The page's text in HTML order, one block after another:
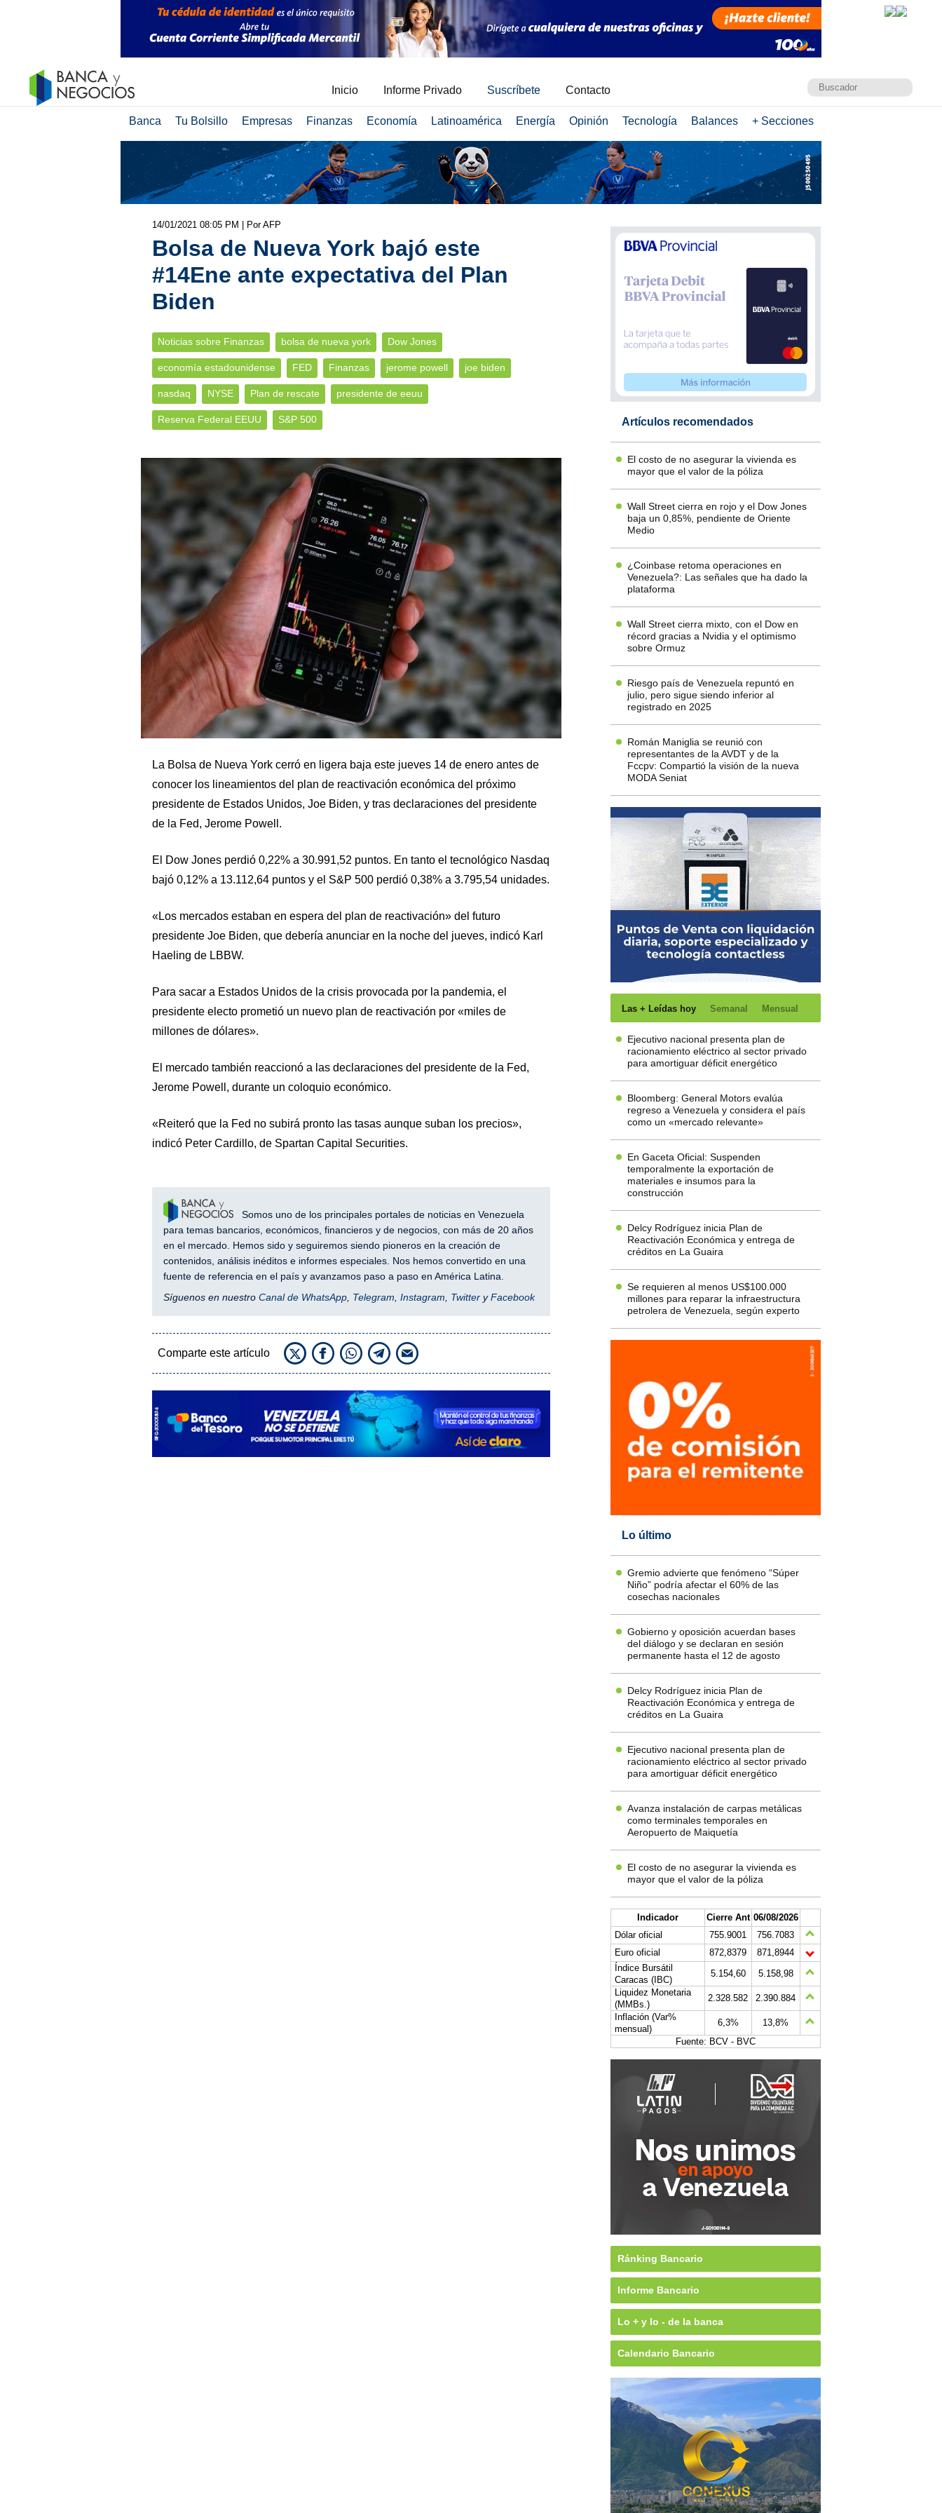
Inicio Informe Privado Suscríbete Contacto
Banca Tu Bolsillo Empresas Finanzas Economía Latinoamérica Energía Opinión Tecnología Balances + Secciones
14/01/2021 08:05 PM | Por AFP
Bolsa de Nueva York bajó este
#14Ene ante expectativa del Plan
Biden
Noticias sobre Finanzas bolsa de nueva york Dow Jones
economía estadounidense FED Finanzas jerome powell joe biden
nasdaq NYSE Plan de rescate presidente de eeuu
Reserva Federal EEUU S&P 500
La Bolsa de Nueva York cerró en ligera baja este jueves 14 de enero antes de
conocer los lineamientos del plan de reactivación económica del próximo
presidente de Estados Unidos, Joe Biden, y tras declaraciones del presidente
de la Fed, Jerome Powell.
El Dow Jones perdió 0,22% a 30.991,52 puntos. En tanto el tecnológico Nasdaq
bajó 0,12% a 13.112,64 puntos y el S&P 500 perdió 0,38% a 3.795,54 unidades.
«Los mercados estaban en espera del plan de reactivación» del futuro
presidente Joe Biden, que debería anunciar en la noche del jueves, indicó Karl
Haeling de LBBW.
Para sacar a Estados Unidos de la crisis provocada por la pandemia, el
presidente electo prometió un nuevo plan de reactivación por «miles de
millones de dólares».
El mercado también reaccionó a las declaraciones del presidente de la Fed,
Jerome Powell, durante un coloquio económico.
«Reiteró que la Fed no subirá pronto las tasas aunque suban los precios»,
indicó Peter Cardillo, de Spartan Capital Securities.
Somos uno de los principales portales de noticias en Venezuela
para temas bancarios, económicos, financieros y de negocios, con más de 20 años
en el mercado. Hemos sido y seguiremos siendo pioneros en la creación de
contenidos, análisis inéditos e informes especiales. Nos hemos convertido en una
fuente de referencia en el país y avanzamos paso a paso en América Latina.
Síguenos en nuestro Canal de WhatsApp, Telegram, Instagram, TwitteryFacebook
Comparte este artículo
Artículos recomendados
El costo de no asegurar la vivienda es
mayor que el valor de la póliza
Wall Street cierra en rojo y el Dow Jones
baja un 0,85%, pendiente de Oriente
Medio
¿Coinbase retoma operaciones en
Venezuela?: Las señales que ha dado la
plataforma
Wall Street cierra mixto, con el Dow en
récord gracias a Nvidia y el optimismo
sobre Ormuz
Riesgo país de Venezuela repuntó en
julio, pero sigue siendo inferior al
registrado en 2025
Román Maniglia se reunió con
representantes de la AVDT y de la
Fccpv: Compartió la visión de la nueva
MODA Seniat
Las + Leídas hoy Semanal Mensual
Ejecutivo nacional presenta plan de
racionamiento eléctrico al sector privado
para amortiguar déficit energético
Bloomberg: General Motors evalúa
regreso a Venezuela y considera el país
como un «mercado relevante»
En Gaceta Oficial: Suspenden
temporalmente la exportación de
materiales e insumos para la
construcción
Delcy Rodríguez inicia Plan de
Reactivación Económica y entrega de
créditos en La Guaira
Se requieren al menos US$100.000
millones para reparar la infraestructura
petrolera de Venezuela, según experto
Lo último
Gremio advierte que fenómeno “Súper
Niño” podría afectar el 60% de las
cosechas nacionales
Gobierno y oposición acuerdan bases
del diálogo y se declaran en sesión
permanente hasta el 12 de agosto
Delcy Rodríguez inicia Plan de
Reactivación Económica y entrega de
créditos en La Guaira
Ejecutivo nacional presenta plan de
racionamiento eléctrico al sector privado
para amortiguar déficit energético
Avanza instalación de carpas metálicas
como terminales temporales en
Aeropuerto de Maiquetía
El costo de no asegurar la vivienda es
mayor que el valor de la póliza
Indicador Cierre Ant 06/08/2026
Dólar oficial
755.9001
756.7083
Euro oficial
872,8379
871,8944
Índice Bursátil
Caracas (IBC)
5.154,60
5.158,98
Liquidez Monetaria
(MMBs.)
2.328.582
2.390.884
Inflación (Var%
mensual)
6,3%
13,8%
Fuente: BCV - BVC
Ránking Bancario
Informe Bancario
Lo + y lo - de la banca
Calendario Bancario